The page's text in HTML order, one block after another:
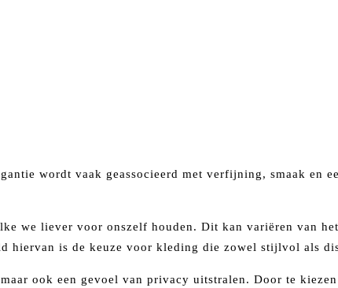
wordt vaak geassocieerd met verfijning, smaak en
we liever voor onszelf houden. Dit kan variëren van
hiervan is de keuze voor kleding die zowel stijlvol als
ook een gevoel van privacy uitstralen. Door te